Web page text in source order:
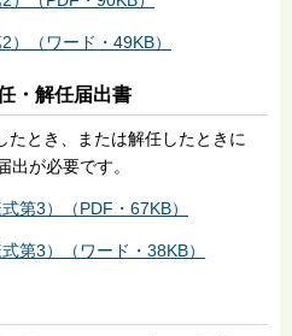
（ワード・49KB）
・解任届出書
たとき、または解任したときに
出が必要です。
第3）（PDF・67KB）
第3）（ワード・38KB）